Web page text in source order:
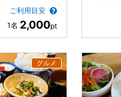
ご利用目安
2,000